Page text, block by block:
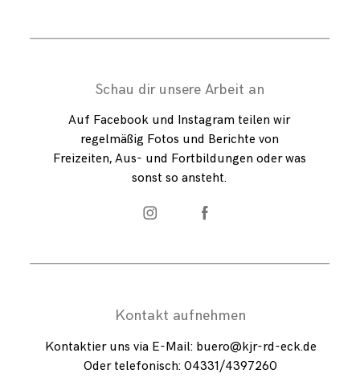
Kontakt aufnehmen
Schau dir unsere Arbeit an
Kontaktier uns via E-Mail: buero@kjr-rd-eck.de
Oder telefonisch: 04331/4397260
Auf Facebook und Instagram teilen wir
regelmäßig Fotos und Berichte von
Freizeiten, Aus- und Fortbildungen oder was
sonst so ansteht.